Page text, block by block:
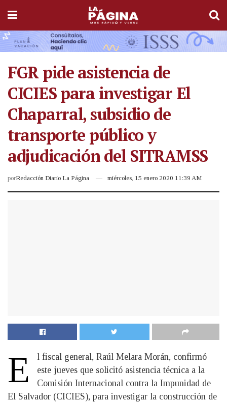
FGR pide asistencia de
CICIES para investigar El
Chaparral, subsidio de
transporte público y
adjudicación del SITRAMSS
porRedacción Diario La Página miércoles, 15 enero 2020 11:39 AM
E
l fiscal general, Raúl Melara Morán, confirmó
este jueves que solicitó asistencia técnica a la
Comisión Internacional contra la Impunidad de
El Salvador (CICIES), para investigar la construcción de